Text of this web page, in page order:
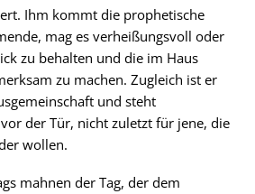
Ihm kommt die prophetische
mag es verheißungsvoll oder
zu behalten und die im Haus
zu machen. Zugleich ist er
und steht
der Tür, nicht zuletzt für jene, die
wollen.
mahnen der Tag, der dem